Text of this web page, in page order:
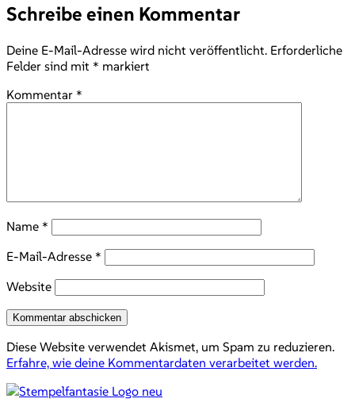
Schreibe einen Kommentar
Deine E-Mail-Adresse wird nicht veröffentlicht. Erforderliche
Felder sind mit * markiert
Kommentar *
Name *
E-Mail-Adresse *
Website
Diese Website verwendet Akismet, um Spam zu reduzieren.
Erfahre, wie deine Kommentardaten verarbeitet werden.